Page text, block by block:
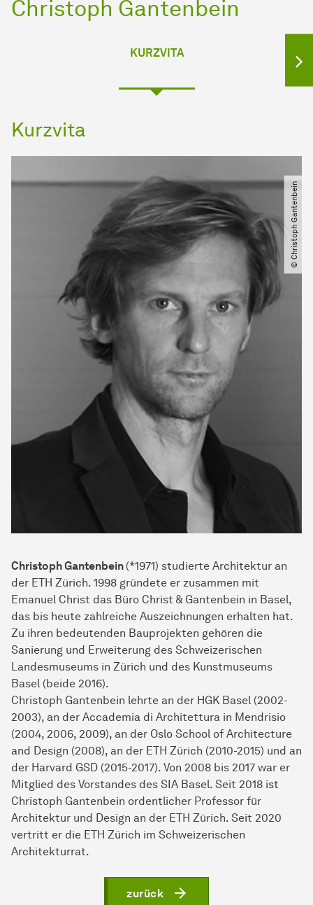
Christoph Gantenbein
KURZVITA
Kurzvita
© Christoph Gantenbein
Christoph Gantenbein (*1971) studierte Architektur an
der ETH Zürich. 1998 gründete er zusammen mit
Emanuel Christ das Büro Christ & Gantenbein in Basel,
das bis heute zahlreiche Auszeichnungen erhalten hat.
Zu ihren bedeutenden Bauprojekten gehören die
Sanierung und Erweiterung des Schweizerischen
Landesmuseums in Zürich und des Kunstmuseums
Basel (beide 2016).
Christoph Gantenbein lehrte an der HGK Basel (2002-
2003), an der Accademia di Architettura in Mendrisio
(2004, 2006, 2009), an der Oslo School of Architecture
and Design (2008), an der ETH Zürich (2010-2015) und an
der Harvard GSD (2015-2017). Von 2008 bis 2017 war er
Mitglied des Vorstandes des SIA Basel. Seit 2018 ist
Christoph Gantenbein ordentlicher Professor für
Architektur und Design an der ETH Zürich. Seit 2020
vertritt er die ETH Zürich im Schweizerischen
Architekturrat.
zurück